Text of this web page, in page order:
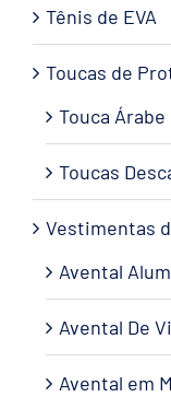
Tênis de EVA
Toucas de
Touca Árabe
Toucas
Vestimentas
Avental
Avental De
Avental em